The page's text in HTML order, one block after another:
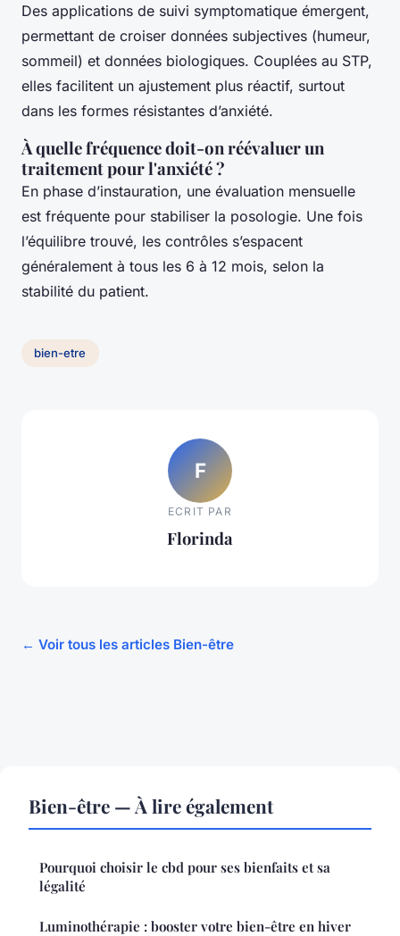
Des applications de suivi symptomatique émergent,
permettant de croiser données subjectives (humeur,
sommeil) et données biologiques. Couplées au STP,
elles facilitent un ajustement plus réactif, surtout
dans les formes résistantes d’anxiété.
À quelle fréquence doit-on réévaluer un
traitement pour l'anxiété ?
En phase d’instauration, une évaluation mensuelle
est fréquente pour stabiliser la posologie. Une fois
l’équilibre trouvé, les contrôles s’espacent
généralement à tous les 6 à 12 mois, selon la
stabilité du patient.
bien-etre
F
ECRIT PAR
Florinda
← Voir tous les articles Bien-être
Bien-être — À lire également
Pourquoi choisir le cbd pour ses bienfaits et sa
légalité
Luminothérapie : booster votre bien-être en hiver